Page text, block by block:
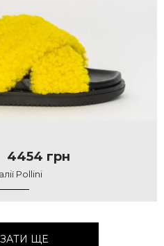
4454 грн
Pollini
ЩЕ